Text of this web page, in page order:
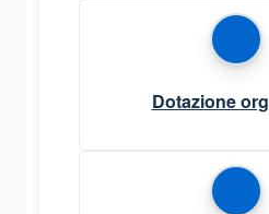
Dotazione